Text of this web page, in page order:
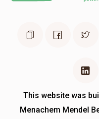
This website was
Menachem Mendel